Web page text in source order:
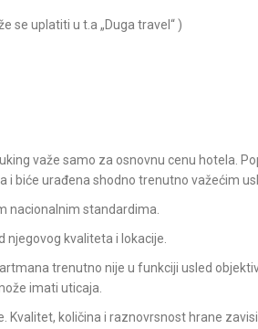
se uplatiti u t.a „Duga travel“ )
važe samo za osnovnu cenu hotela.
biće urađena shodno trenutno važećim
nacionalnim standardima.
kvaliteta i lokacije.
trenutno nije u funkciji usled
imati uticaja.
Kvalitet, količina i raznovrsnost hrane